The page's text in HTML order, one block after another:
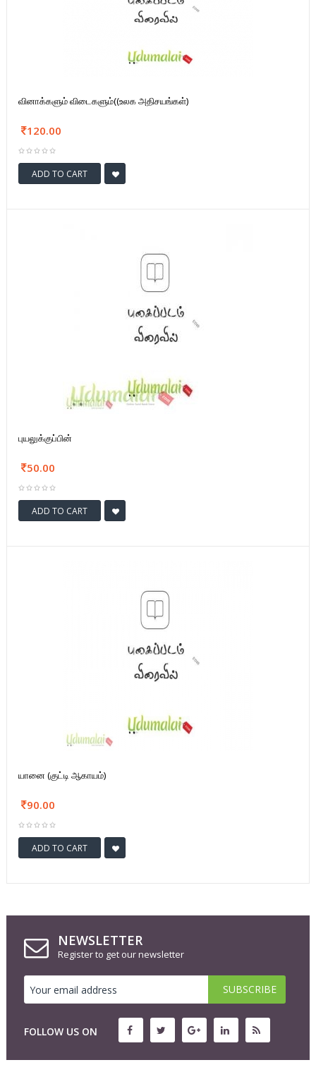
வினாக்களும் விடைகளும்((உலக அதிசயங்கள்)
120.00
ADD TO CART
புயலுக்குப்பின்
50.00
ADD TO CART
யானை (குட்டி ஆகாயம்)
90.00
ADD TO CART
NEWSLETTER
Register to get our newsletter
FOLLOW US ON